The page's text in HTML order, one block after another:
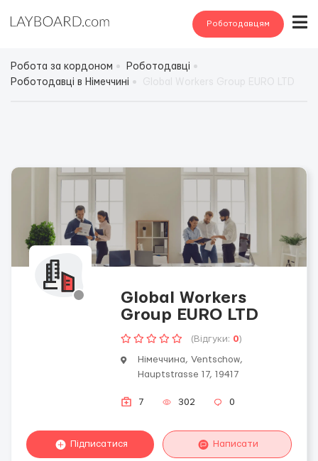
Роботодавцям
Робота за кордоном
Роботодавці
Роботодавці в Німеччині
Global Workers
Group EURO LTD
(Відгуки: 0)
Німеччина, Ventschow,
Hauptstrasse 17, 19417
7 302 0
Підписатися Написати